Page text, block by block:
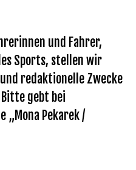
und Fahrer,
Sports, stellen wir
redaktionelle Zwecke
gebt bei
„Mona Pekarek /